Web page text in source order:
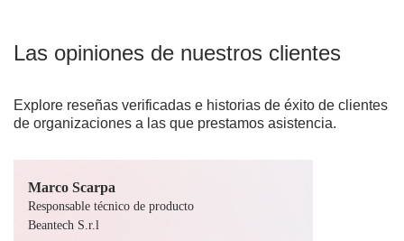
Las opiniones de nuestros clientes
Explore reseñas verificadas e historias de éxito de clientes
de organizaciones a las que prestamos asistencia.
Marco Scarpa
Responsable técnico de producto
Beantech S.r.l